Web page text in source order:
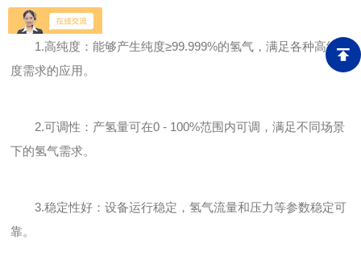
1.高纯度：能够产生纯度≥99.999%的氢气，满足各种高纯
度需求的应用。
2.可调性：产氢量可在0 - 100%范围内可调，满足不同场景
下的氢气需求。
3.稳定性好：设备运行稳定，氢气流量和压力等参数稳定可
靠。